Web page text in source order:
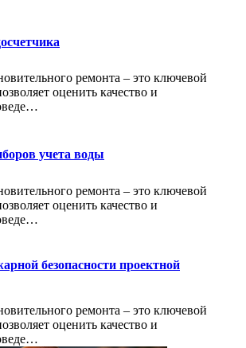
ремонта – это ключевой
оценить качество и
учета воды
ремонта – это ключевой
оценить качество и
безопасности проектной
ремонта – это ключевой
оценить качество и